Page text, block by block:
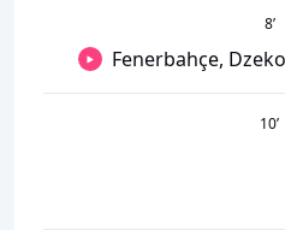
8’
Fenerbahçe,
10’